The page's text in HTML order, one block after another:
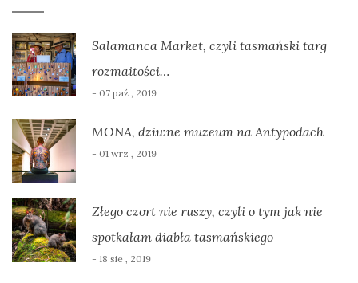
Salamanca Market, czyli tasmański targ
rozmaitości…
- 07 paź , 2019
MONA, dziwne muzeum na Antypodach
- 01 wrz , 2019
Złego czort nie ruszy, czyli o tym jak nie
spotkałam diabła tasmańskiego
- 18 sie , 2019